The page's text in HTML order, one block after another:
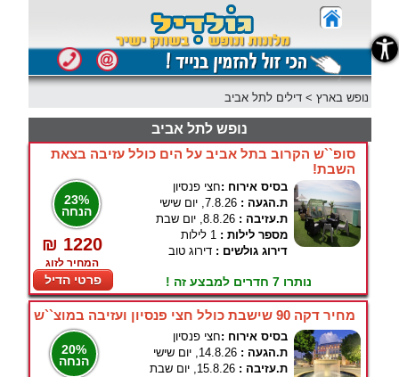
נופש בארץ > דילים לתל אביב
נופש לתל אביב
סופ``ש הקרוב בתל אביב על הים כולל עזיבה בצאת
השבת!
23%
הנחה
₪ 1220
המחיר לזוג
פרטי הדיל
בסיס אירוח :חצי פנסיון
ת.הגעה : 7.8.26, יום שישי
ת.עזיבה : 8.8.26, יום שבת
מספר לילות : 1 לילות
דירוג גולשים : דירוג טוב
נותרו 7 חדרים למבצע זה !
מחיר דקה 90 שישבת כולל חצי פנסיון ועזיבה במוצ``ש
20%
הנחה
בסיס אירוח :חצי פנסיון
ת.הגעה : 14.8.26, יום שישי
ת.עזיבה : 15.8.26, יום שבת
נגישות